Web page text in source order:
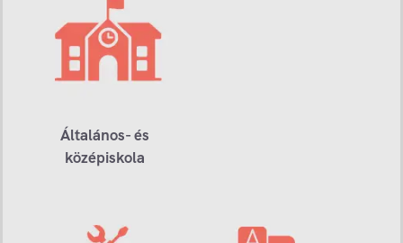
Általános- és
középiskola